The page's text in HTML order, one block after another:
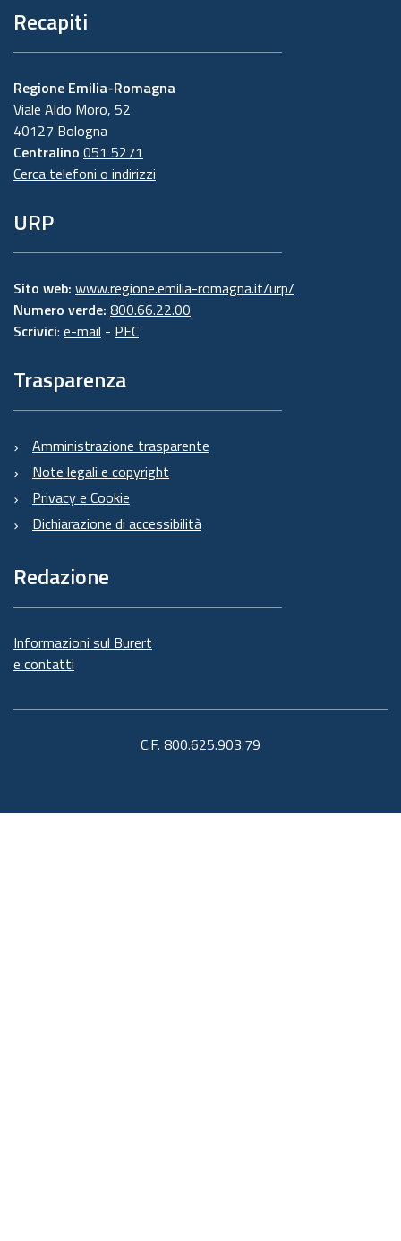
Recapiti
Regione Emilia-Romagna
Viale Aldo Moro, 52
40127 Bologna
Centralino 051 5271
Cerca telefoni o indirizzi
URP
Sito web: www.regione.emilia-romagna.it/urp/
Numero verde: 800.66.22.00
Scrivici: e-mail - PEC
Trasparenza
Amministrazione trasparente
Note legali e copyright
Privacy e Cookie
Dichiarazione di accessibilità
Redazione
Informazioni sul Burert
e contatti
C.F. 800.625.903.79